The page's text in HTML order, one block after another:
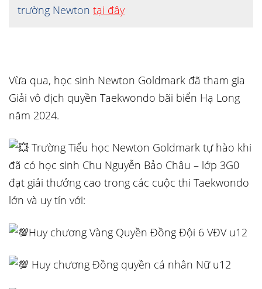
trường Newton tại đây
Vừa qua, học sinh Newton Goldmark đã tham gia
Giải vô địch quyền Taekwondo bãi biển Hạ Long
năm 2024.
Trường Tiểu học Newton Goldmark tự hào khi
đã có học sinh Chu Nguyễn Bảo Châu – lớp 3G0
đạt giải thưởng cao trong các cuộc thi Taekwondo
lớn và uy tín với:
Huy chương Vàng Quyền Đồng Đội 6 VĐV u12
Huy chương Đồng quyền cá nhân Nữ u12